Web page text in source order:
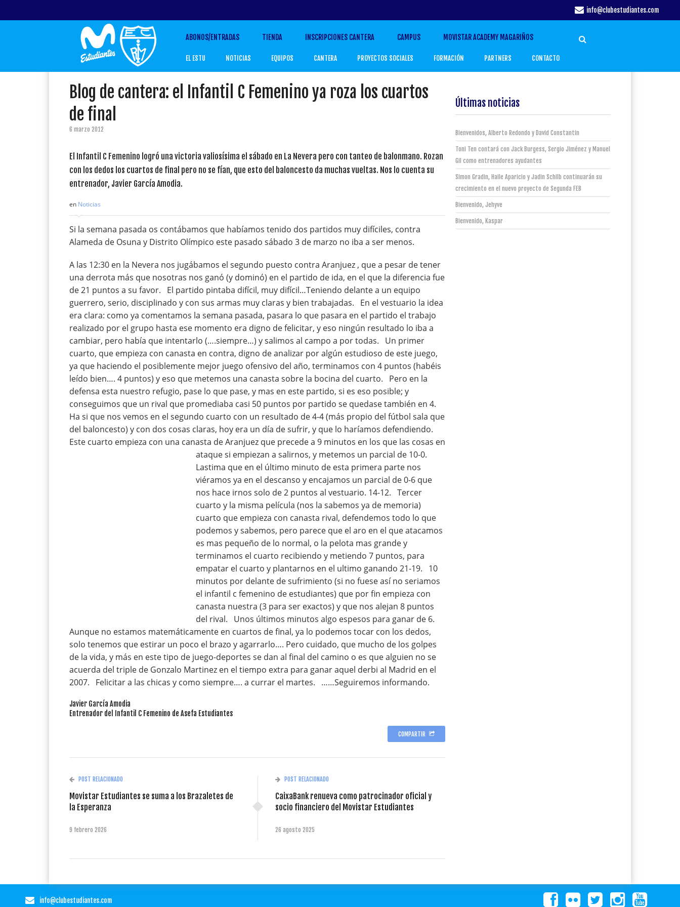
info@clubestudiantes.com
ABONOS/ENTRADAS TIENDA INSCRIPCIONES CANTERA CAMPUS MOVISTAR ACADEMY MAGARIÑOS
EL ESTU NOTICIAS EQUIPOS CANTERA PROYECTOS SOCIALES FORMACIÓN PARTNERS CONTACTO
Blog de cantera: el Infantil C Femenino ya roza los cuartos
de final
6 marzo 2012
El Infantil C Femenino logró una victoria valiosísima el sábado en La Nevera pero con tanteo de balonmano. Rozan
con los dedos los cuartos de final pero no se fían, que esto del baloncesto da muchas vueltas. Nos lo cuenta su
entrenador, Javier García Amodia.
en Noticias
Si la semana pasada os contábamos que habíamos tenido dos partidos muy difíciles, contra
Alameda de Osuna y Distrito Olímpico este pasado sábado 3 de marzo no iba a ser menos.
A las 12:30 en la Nevera nos jugábamos el segundo puesto contra Aranjuez , que a pesar de tener
una derrota más que nosotras nos ganó (y dominó) en el partido de ida, en el que la diferencia fue
de 21 puntos a su favor. El partido pintaba difícil, muy difícil…Teniendo delante a un equipo
guerrero, serio, disciplinado y con sus armas muy claras y bien trabajadas. En el vestuario la idea
era clara: como ya comentamos la semana pasada, pasara lo que pasara en el partido el trabajo
realizado por el grupo hasta ese momento era digno de felicitar, y eso ningún resultado lo iba a
cambiar, pero había que intentarlo (….siempre…) y salimos al campo a por todas. Un primer
cuarto, que empieza con canasta en contra, digno de analizar por algún estudioso de este juego,
ya que haciendo el posiblemente mejor juego ofensivo del año, terminamos con 4 puntos (habéis
leído bien…. 4 puntos) y eso que metemos una canasta sobre la bocina del cuarto. Pero en la
defensa esta nuestro refugio, pase lo que pase, y mas en este partido, si es eso posible; y
conseguimos que un rival que promediaba casi 50 puntos por partido se quedase también en 4.
Ha si que nos vemos en el segundo cuarto con un resultado de 4-4 (más propio del fútbol sala que
del baloncesto) y con dos cosas claras, hoy era un día de sufrir, y que lo haríamos defendiendo.
Este cuarto empieza con una canasta de Aranjuez que precede a 9 minutos en los que las cosas en
ataque si empiezan a salirnos, y metemos un parcial de 10-0.
Lastima que en el último minuto de esta primera parte nos
viéramos ya en el descanso y encajamos un parcial de 0-6 que
nos hace irnos solo de 2 puntos al vestuario. 14-12. Tercer
cuarto y la misma película (nos la sabemos ya de memoria)
cuarto que empieza con canasta rival, defendemos todo lo que
podemos y sabemos, pero parece que el aro en el que atacamos
es mas pequeño de lo normal, o la pelota mas grande y
terminamos el cuarto recibiendo y metiendo 7 puntos, para
empatar el cuarto y plantarnos en el ultimo ganando 21-19. 10
minutos por delante de sufrimiento (si no fuese así no seriamos
el infantil c femenino de estudiantes) que por fin empieza con
canasta nuestra (3 para ser exactos) y que nos alejan 8 puntos
del rival. Unos últimos minutos algo espesos para ganar de 6.
Aunque no estamos matemáticamente en cuartos de final, ya lo podemos tocar con los dedos,
solo tenemos que estirar un poco el brazo y agarrarlo…. Pero cuidado, que mucho de los golpes
de la vida, y más en este tipo de juego-deportes se dan al final del camino o es que alguien no se
acuerda del triple de Gonzalo Martinez en el tiempo extra para ganar aquel derbi al Madrid en el
2007. Felicitar a las chicas y como siempre…. a currar el martes. ……Seguiremos informando.
Javier García Amodia
Entrenador del Infantil C Femenino de Asefa Estudiantes
COMPARTIR
POST RELACIONADO
Movistar Estudiantes se suma a los Brazaletes de
la Esperanza
9 febrero 2026
POST RELACIONADO
CaixaBank renueva como patrocinador oficial y
socio financiero del Movistar Estudiantes
26 agosto 2025
Últimas noticias
Bienvenidos, Alberto Redondo y David Constantin
Toni Ten contará con Jack Burgess, Sergio Jiménez y Manuel
Gil como entrenadores ayudantes
Simon Gradin, Haile Aparicio y Jadin Schilb continuarán su
crecimiento en el nuevo proyecto de Segunda FEB
Bienvenido, Jehyve
Bienvenido, Kaspar
info@clubestudiantes.com